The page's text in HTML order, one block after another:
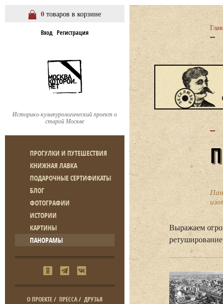
0 товаров в корзине
Вход Регистрация
Историко-культурологический проект о
старой Москве
ПРОГУЛКИ И ПУТЕШЕСТВИЯ
КНИЖНАЯ ЛАВКА
ПОДАРОЧНЫЕ СЕРТИФИКАТЫ
БЛОГ
ФОТОГРАФИИ
ИСТОРИИ
КАРТИНЫ
ПАНОРАМЫ
О ПРОЕКТЕ/ ПРЕССА/ ДРУЗЬЯ
Выражаем